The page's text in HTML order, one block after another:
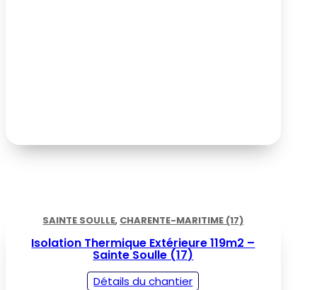
SAINTE SOULLE, CHARENTE-MARITIME (17)
Isolation Thermique Extérieure 119m2 –
Sainte Soulle (17)
Détails du chantier